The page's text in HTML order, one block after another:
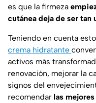
es que la firmeza
cutánea deja de ser tan
Teniendo en cuenta
crema hidratante
activos más
renovación, mejorar la
signos del
recomendar las